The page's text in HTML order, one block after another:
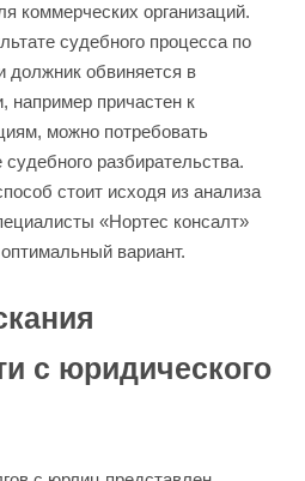
коммерческих организаций.
судебного процесса по
обвиняется в
например причастен к
можно потребовать
разбирательства.
стоит исходя из анализа
«Нортес консалт»
вариант.
с юридического